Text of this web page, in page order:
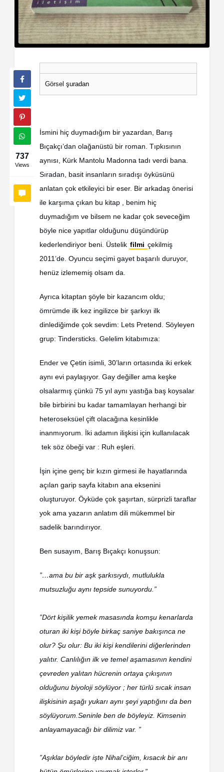
737
Views
Görsel şuradan
İsmini hiç duymadığım bir yazardan, Barış
Bıçakçı’dan olağanüstü bir roman. Tıpkısının
aynısı, Kürk Mantolu Madonna tadı verdi bana.
Sıradan, basit insanların sıradışı öyküsünü
anlatan çok etkileyici bir eser. Bir arkadaş önerisi
ile karşıma çıkan bu kitap , benim hiç
duymadığım ve bilsem ne kadar çok seveceğim
böyle nice yapıtlar olduğunu düşündürüp
kederlendiriyor beni. Üstelik filmi çekilmiş
2011’de. Oyuncu seçimi gayet başarılı duruyor,
henüz izlememiş olsam da.
Ayrıca kitaptan şöyle bir kazancım oldu;
ömrümde ilk kez ingilizce bir şarkıyı ilk
dinlediğimde çok sevdim: Lets Pretend. Söyleyen
grup: Tindersticks. Gelelim kitabımıza:
Ender ve Çetin isimli, 30’ların ortasında iki erkek
aynı evi paylaşıyor. Gay değiller ama keşke
olsalarmış çünkü 75 yıl aynı yastığa baş koysalar
bile birbirini bu kadar tamamlayan herhangi bir
heteroseksüel çift olacağına kesinlikle
inanmıyorum. İki adamın ilişkisi için kullanılacak
tek söz öbeği var : Ruh eşleri.
İşin içine genç bir kızın girmesi ile hayatlarında
açılan garip sayfa kitabın ana eksenini
oluşturuyor. Öyküde çok şaşırtan, sürprizli taraflar
yok ama yazarın anlatım dili mükemmel bir
sadelik barındırıyor.
Ben susayım, Barış Bıçakçı konuşsun:
”…ama bu bir aşk şarkısıydı, mutlulukla
mutsuzluğu aynı tepside sunuyordu.”
”Dört kişilik yemek masasında komşu kenarlarda
oturan iki kişi böyle birkaç saniye bakışınca ne
olur? Şu olur: Bu iki kişi kendilerini diğerlerinden
yalıtır. Canlılığın ilk ve temel aşamasının kendini
çevreden yalıtan hücrenin ortaya çıkışının
olduğunu biyoloji söylüyor ; her türlü sıcak insan
ilişkisinin aşağı yukarı aynı şeyi yaptığını da ben
söylüyorum.Seninle ben de böyleyiz. Kimsenin
anlayamayacağı bir dilimiz var. ”
”Aşıklar böyledir işte Nihal’ciğim, kısacık bir anı